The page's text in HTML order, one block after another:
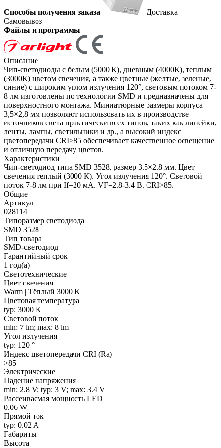
Способы получения заказа
Доставка
Самовывоз
Файлы и программы
Описание
Чип-светодиоды с белым (5000 К), дневным (4000К), теплым
(3000К) цветом свечения, а также цветные (желтые, зеленые,
синие) с широким углом излучения 120°, световым потоком 7-
8 лм изготовлены по технологии SMD и предназначены для
поверхностного монтажа. Миниатюрные размеры корпуса
3,5×2,8 мм позволяют использовать их в производстве
источников света практически всех типов, таких как линейки,
ленты, лампы, светильники и др., а высокий индекс
цветопередачи CRI>85 обеспечивает качественное освещение
и отличную передачу цветов.
Характеристики
Чип-светодиод типа SMD 3528, размер 3.5×2.8 мм. Цвет
свечения теплый (3000 К). Угол излучения 120°. Световой
поток 7-8 лм при If=20 мА. VF=2.8-3.4 В. CRI>85.
Общие
Артикул
028114
Типоразмер светодиода
SMD 3528
Тип товара
SMD-светодиод
Гарантийный срок
1 год(а)
Светотехнические
Цвет свечения
Warm | Тёплый 3000 K
Цветовая температура
typ: 3000 K
Световой поток
min: 7 lm; max: 8 lm
Угол излучения
typ: 120 °
Индекс цветопередачи CRI (Ra)
>85
Электрические
Падение напряжения
min: 2.8 V; typ: 3 V; max: 3.4 V
Рассеиваемая мощность LED
0.06 W
Прямой ток
typ: 0.02 A
Габариты
Высота